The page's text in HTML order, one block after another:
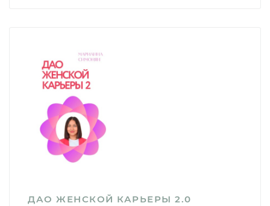
ДАО ЖЕНСКОЙ КАРЬЕРЫ 2.0